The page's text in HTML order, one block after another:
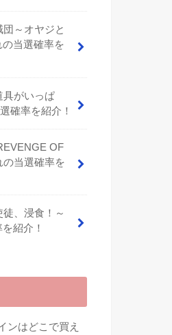
～オヤジと
当選確率を
具がいっぱ
確率を紹介！
OF
の当選確率を
、浸食！～
紹介！
ンはどこで買え